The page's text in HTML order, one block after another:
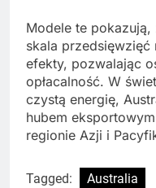
Modele te pokazują,
skala
efekty, pozwalając
opłacalność. W
czystą energię,
hubem
regionie Azji i
Tagged: Australia